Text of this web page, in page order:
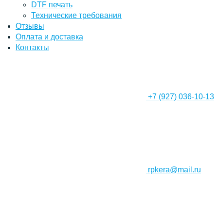
DTF печать
Технические требования
Отзывы
Оплата и доставка
Контакты
+7 (927) 036-10-13
rpkera@mail.ru